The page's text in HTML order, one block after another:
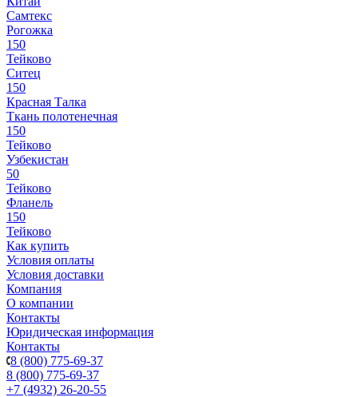
Самтекс
Рогожка
150
Тейково
Ситец
150
Красная Талка
Ткань полотенечная
150
Тейково
Узбекистан
50
Тейково
Фланель
150
Тейково
Как купить
Условия оплаты
Условия доставки
Компания
О компании
Контакты
Юридическая информация
Контакты
8 (800) 775-69-37
8 (800) 775-69-37
+7 (4932) 26-20-55